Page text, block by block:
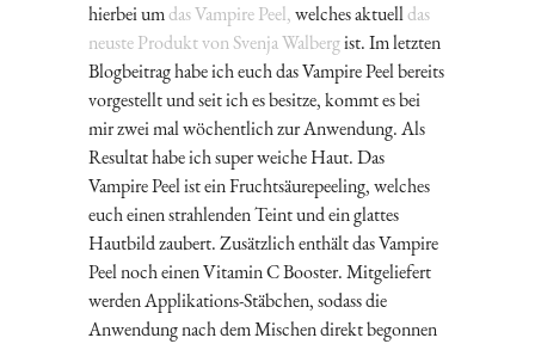
hierbei umdas Vampire Peel,welches aktuelldas
neuste Produkt von Svenja Walbergist. Im letzten
Blogbeitrag habe ich euch das Vampire Peel bereits
vorgestellt und seit ich es besitze, kommt es bei
mir zwei mal wöchentlich zur Anwendung. Als
Resultat habe ich super weiche Haut. Das
Vampire Peel ist ein Fruchtsäurepeeling, welches
euch einen strahlenden Teint und ein glattes
Hautbild zaubert. Zusätzlich enthält das Vampire
Peel noch einen Vitamin C Booster. Mitgeliefert
werden Applikations-Stäbchen, sodass die
Anwendung nach dem Mischen direkt begonnen